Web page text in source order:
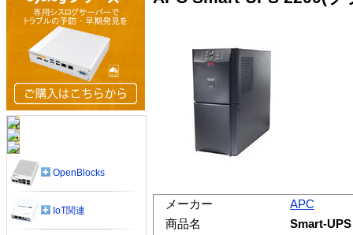
メーカー
APC
商品名
Smart-
OpenBlocks
IoT関連